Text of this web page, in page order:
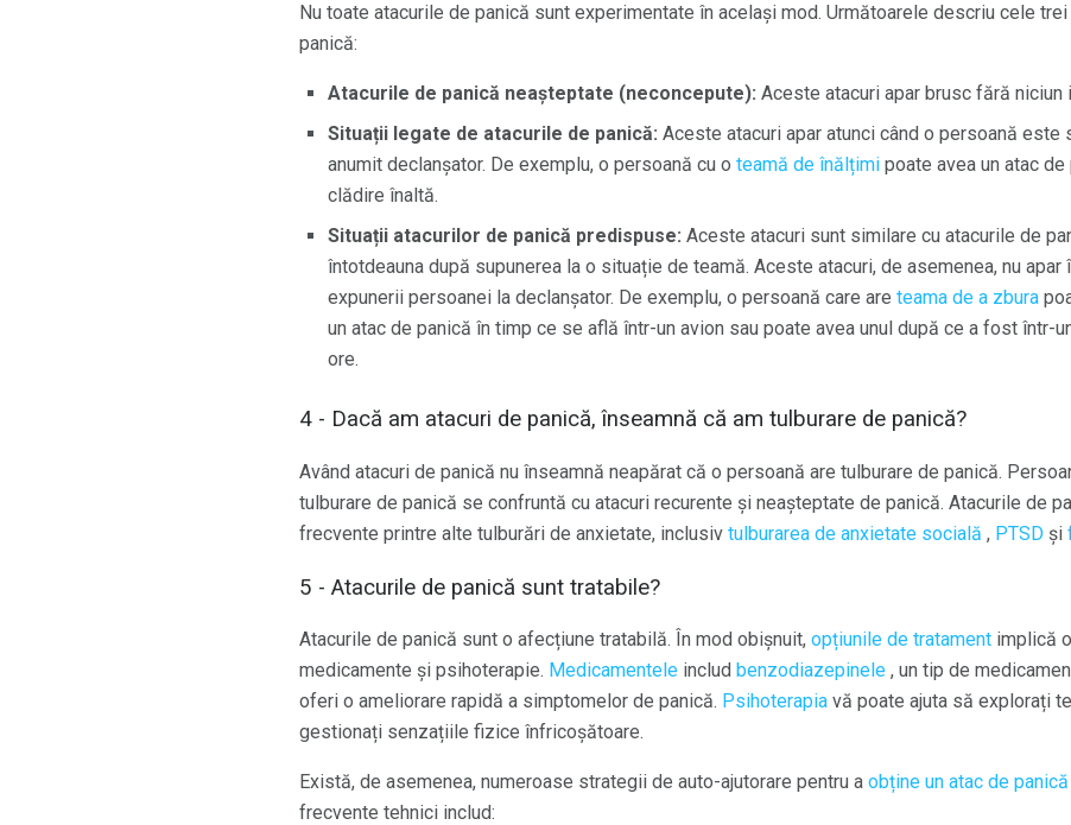
Nu toate atacurile de panică sunt experimentate în același mod. Următoarele descriu cele
panică:
Atacurile de panică neașteptate (neconcepute): Aceste atacuri apar brusc fără niciun
Situații legate de atacurile de panică: Aceste atacuri apar atunci când o persoană este
anumit declanșator. De exemplu, o persoană cu o teamă de înălțimi poate avea un atac
clădire înaltă.
Situații atacurilor de panică predispuse: Aceste atacuri sunt similare cu atacurile de
întotdeauna după supunerea la o situație de teamă. Aceste atacuri, de asemenea, nu apar
expunerii persoanei la declanșator. De exemplu, o persoană care are teama de a zbura
un atac de panică în timp ce se află într-un avion sau poate avea unul după ce a fost într-
ore.
4 - Dacă am atacuri de panică, înseamnă că am tulburare de panică?
Având atacuri de panică nu înseamnă neapărat că o persoană are tulburare de panică.
tulburare de panică se confruntă cu atacuri recurente și neașteptate de panică. Atacurile de
frecvente printre alte tulburări de anxietate, inclusiv tulburarea de anxietate socială , PTSD și
5 - Atacurile de panică sunt tratabile?
Atacurile de panică sunt o afecțiune tratabilă. În mod obișnuit, opțiunile de tratament implică
medicamente și psihoterapie. Medicamentele includ benzodiazepinele , un tip de
oferi o ameliorare rapidă a simptomelor de panică. Psihoterapia vă poate ajuta să explorați
gestionați senzațiile fizice înfricoșătoare.
Există, de asemenea, numeroase strategii de auto-ajutorare pentru a obține un atac de panică
frecvente tehnici includ: